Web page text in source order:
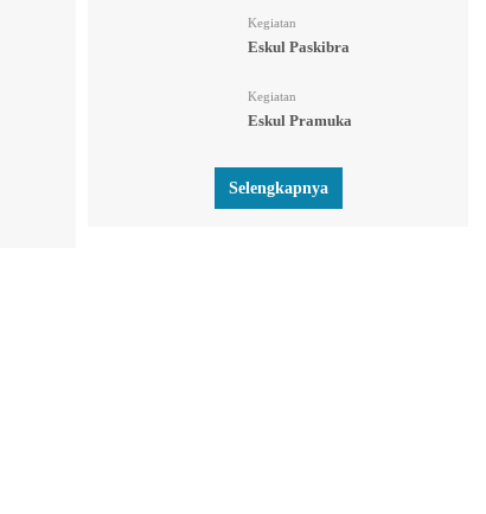
Kegiatan
Eskul Paskibra
Kegiatan
Eskul Pramuka
Selengkapnya